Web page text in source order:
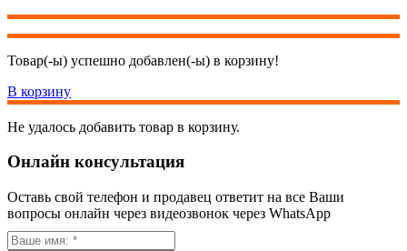
Товар(-ы) успешно добавлен(-ы) в корзину!
В корзину
Не удалось добавить товар в корзину.
Онлайн консультация
Оставь свой телефон и продавец ответит на все Ваши
вопросы онлайн через видеозвонок через WhatsApp